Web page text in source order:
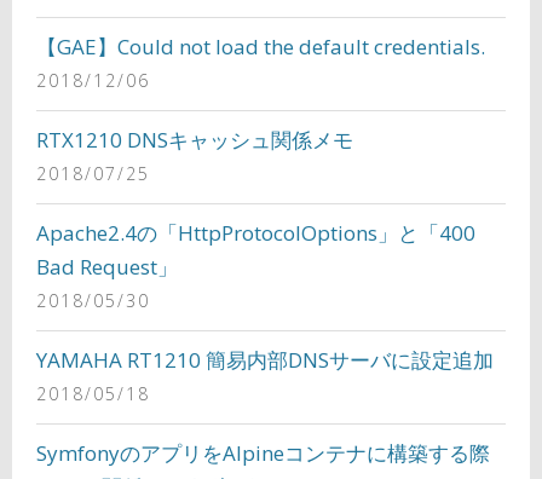
【GAE】Could not load the default credentials.
2018/12/06
RTX1210 DNSキャッシュ関係メモ
2018/07/25
Apache2.4の「HttpProtocolOptions」と「400
Bad Request」
2018/05/30
YAMAHA RT1210 簡易内部DNSサーバに設定追加
2018/05/18
SymfonyのアプリをAlpineコンテナに構築する際